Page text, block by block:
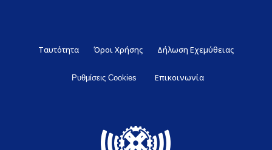
Ταυτότητα Όροι Χρήσης Δήλωση Εχεμύθειας
Ρυθμίσεις Cookies Επικοινωνία